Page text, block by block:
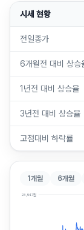
시세 현황
전일종가
6개월전 대비 상승
1년전 대비 상승율
3년전 대비 상승율
고점대비 하락률
1개월 6개월
23,547원